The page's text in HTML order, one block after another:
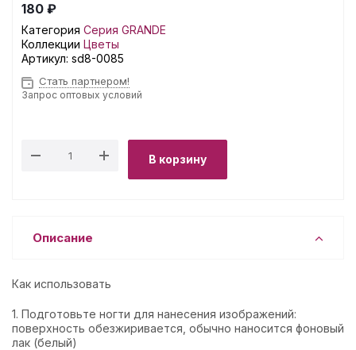
180 ₽
Категория Серия GRANDE
Коллекции Цветы
Артикул: sd8-0085
Стать партнером!
Запрос оптовых условий
В корзину
Описание
Как использовать
1. Подготовьте ногти для нанесения изображений:
поверхность обезжиривается, обычно наносится фоновый
лак (белый)